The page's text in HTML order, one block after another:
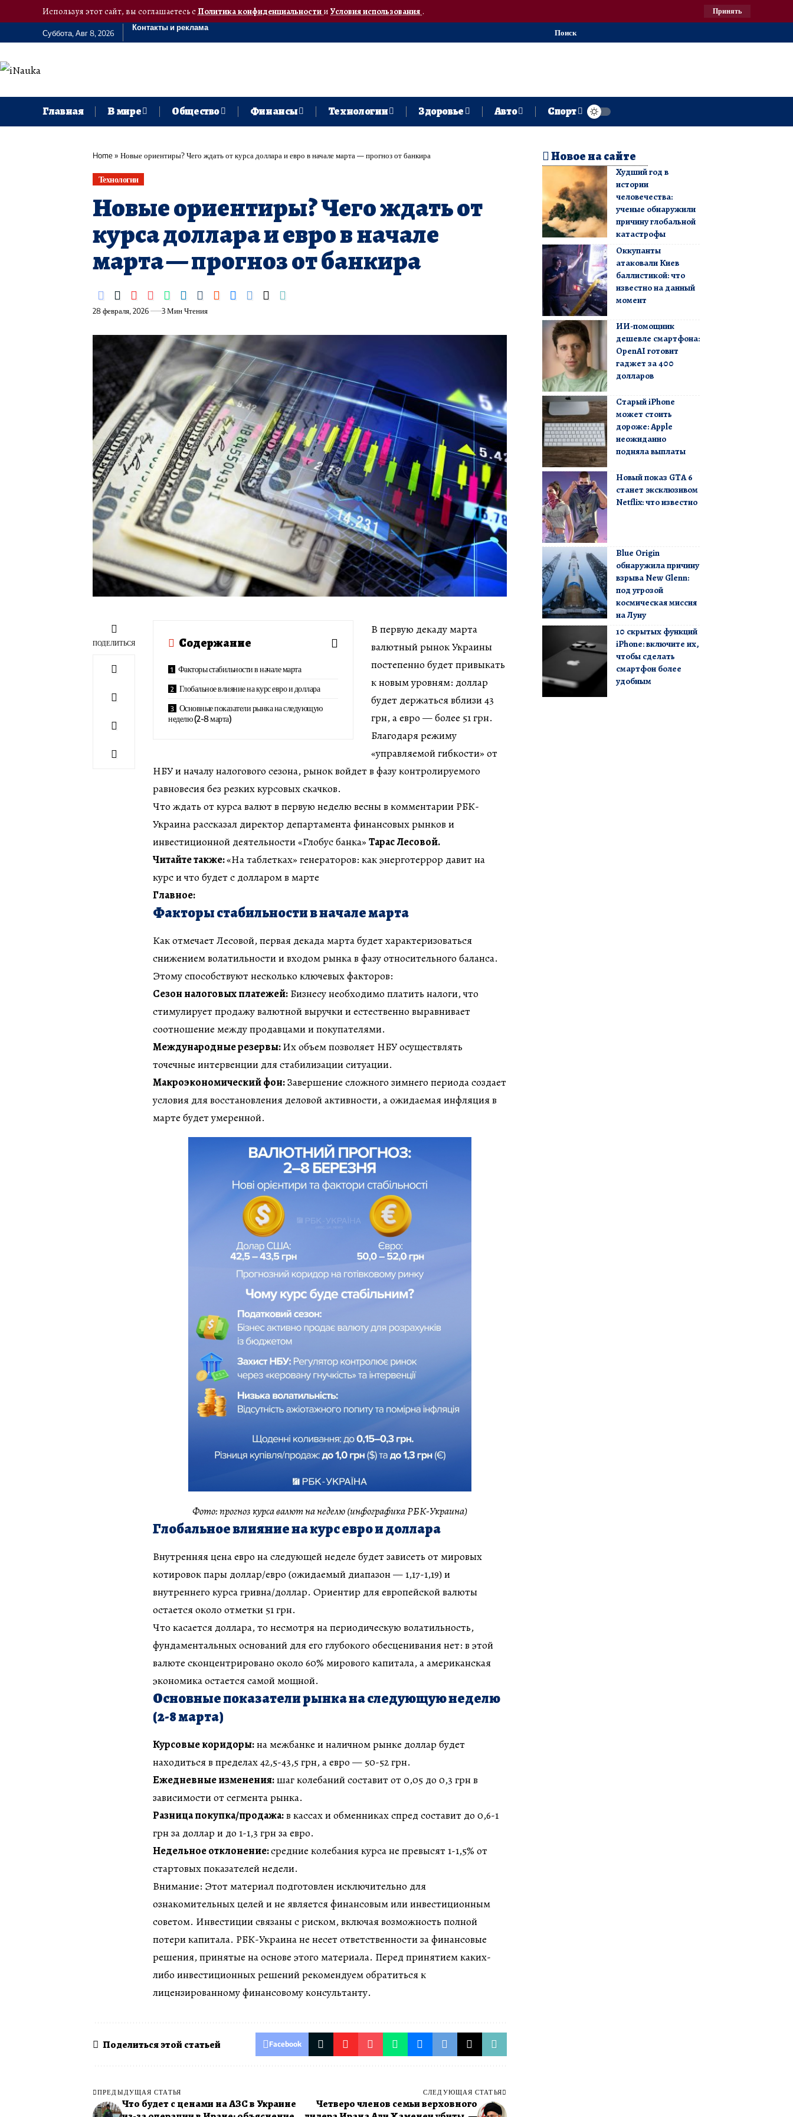
Используя этот сайт, вы соглашаетесь сПолитика конфиденциальностии Условия использования. Принять
Суббота, Авг 8, 2026
Контакты и реклама
Поиск
Главная В мире Общество Финансы Технологии Здоровье Авто Спорт
Home» Новые ориентиры? Чего ждать от курса доллара и евро в начале марта — прогноз от банкира
Технологии
Новые ориентиры? Чего ждать от
курса доллара и евро в начале
марта — прогноз от банкира
28 февраля, 2026 3 Мин Чтения
ПОДЕЛИТЬСЯ Содержание
Факторы стабильности в начале марта
Глобальное влияние на курс евро и доллара
Основные показатели рынка на следующую
неделю (2-8 марта)
В первую декаду марта
валютный рынок Украины
постепенно будет привыкать
к новым уровням: доллар
будет держаться вблизи 43
грн, а евро — более 51 грн.
Благодаря режиму
«управляемой гибкости» от
НБУ и началу налогового сезона, рынок войдет в фазу контролируемого
равновесия без резких курсовых скачков.
Что ждать от курса валют в первую неделю весны в комментарии РБК-
Украина рассказал директор департамента финансовых рынков и
инвестиционной деятельности «Глобус банка» Тарас Лесовой.
Читайте также:«На таблетках» генераторов: как энерготеррор давит на
курс и что будет с долларом в марте
Главное:
Факторы стабильности в начале марта
Как отмечает Лесовой, первая декада марта будет характеризоваться
снижением волатильности и входом рынка в фазу относительного баланса.
Этому способствуют несколько ключевых факторов:
Сезон налоговых платежей: Бизнесу необходимо платить налоги, что
стимулирует продажу валютной выручки и естественно выравнивает
соотношение между продавцами и покупателями.
Международные резервы:Их объем позволяет НБУ осуществлять
точечные интервенции для стабилизации ситуации.
Макроэкономический фон:Завершение сложного зимнего периода создает
условия для восстановления деловой активности, а ожидаемая инфляция в
марте будет умеренной.
Фото: прогноз курса валют на неделю (инфографика РБК-Украина)
Глобальное влияние на курс евро и доллара
Внутренняя цена евро на следующей неделе будет зависеть от мировых
котировок пары доллар/евро (ожидаемый диапазон — 1,17-1,19) и
внутреннего курса гривна/доллар. Ориентир для европейской валюты
остается около отметки 51 грн.
Что касается доллара, то несмотря на периодическую волатильность,
фундаментальных оснований для его глубокого обесценивания нет: в этой
валюте сконцентрировано около 60% мирового капитала, а американская
экономика остается самой мощной.
Основные показатели рынка на следующую неделю
(2-8 марта)
Курсовые коридоры:на межбанке и наличном рынке доллар будет
находиться в пределах 42,5-43,5 грн, а евро — 50-52 грн.
Ежедневные изменения:шаг колебаний составит от 0,05 до 0,3 грн в
зависимости от сегмента рынка.
Разница покупка/продажа:в кассах и обменниках спред составит до 0,6-1
грн за доллар и до 1-1,3 грн за евро.
Недельное отклонение:средние колебания курса не превысят 1-1,5% от
стартовых показателей недели.
Внимание: Этот материал подготовлен исключительно для
ознакомительных целей и не является финансовым или инвестиционным
советом. Инвестиции связаны с риском, включая возможность полной
потери капитала. РБК-Украина не несет ответственности за финансовые
решения, принятые на основе этого материала. Перед принятием каких-
либо инвестиционных решений рекомендуем обратиться к
лицензированному финансовому консультанту.
Поделиться этой статьей Facebook
ПРЕДЫДУЩАЯ СТАТЬЯ
Что будет с ценами на АЗС в Украине
СЛЕДУЮЩАЯ СТАТЬЯ
Четверо членов семьи верховного
Новое на сайте
Худший год в
истории
человечества:
ученые обнаружили
причину глобальной
катастрофы
Оккупанты
атаковали Киев
баллистикой: что
известно на данный
момент
ИИ-помощник
дешевле смартфона:
OpenAI готовит
гаджет за 400
долларов
Старый iPhone
может стоить
дороже: Apple
неожиданно
подняла выплаты
Новый показ GTA 6
станет эксклюзивом
Netflix: что известно
Blue Origin
обнаружила причину
взрыва New Glenn:
под угрозой
космическая миссия
на Луну
10 скрытых функций
iPhone: включите их,
чтобы сделать
смартфон более
удобным